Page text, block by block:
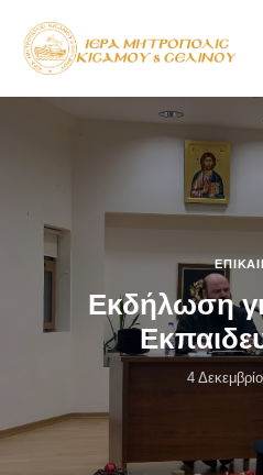
Εκδήλωση
4